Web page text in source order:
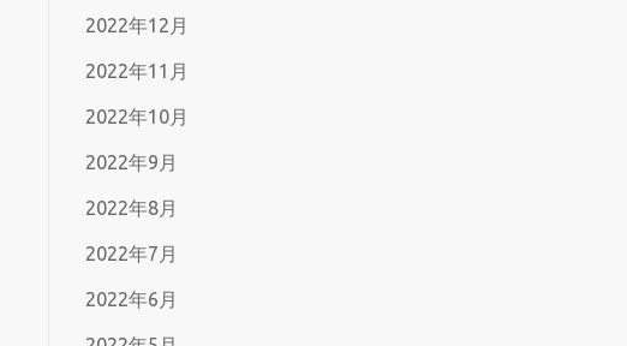
2022年12月
2022年11月
2022年10月
2022年9月
2022年8月
2022年7月
2022年6月